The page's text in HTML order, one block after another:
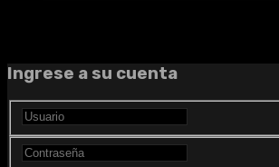
Ingrese a su cuenta